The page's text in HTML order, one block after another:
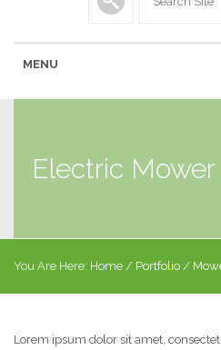
MENU
Electric Mower
You Are Here: Home / Portfolio /
Lorem ipsum dolor sit amet,